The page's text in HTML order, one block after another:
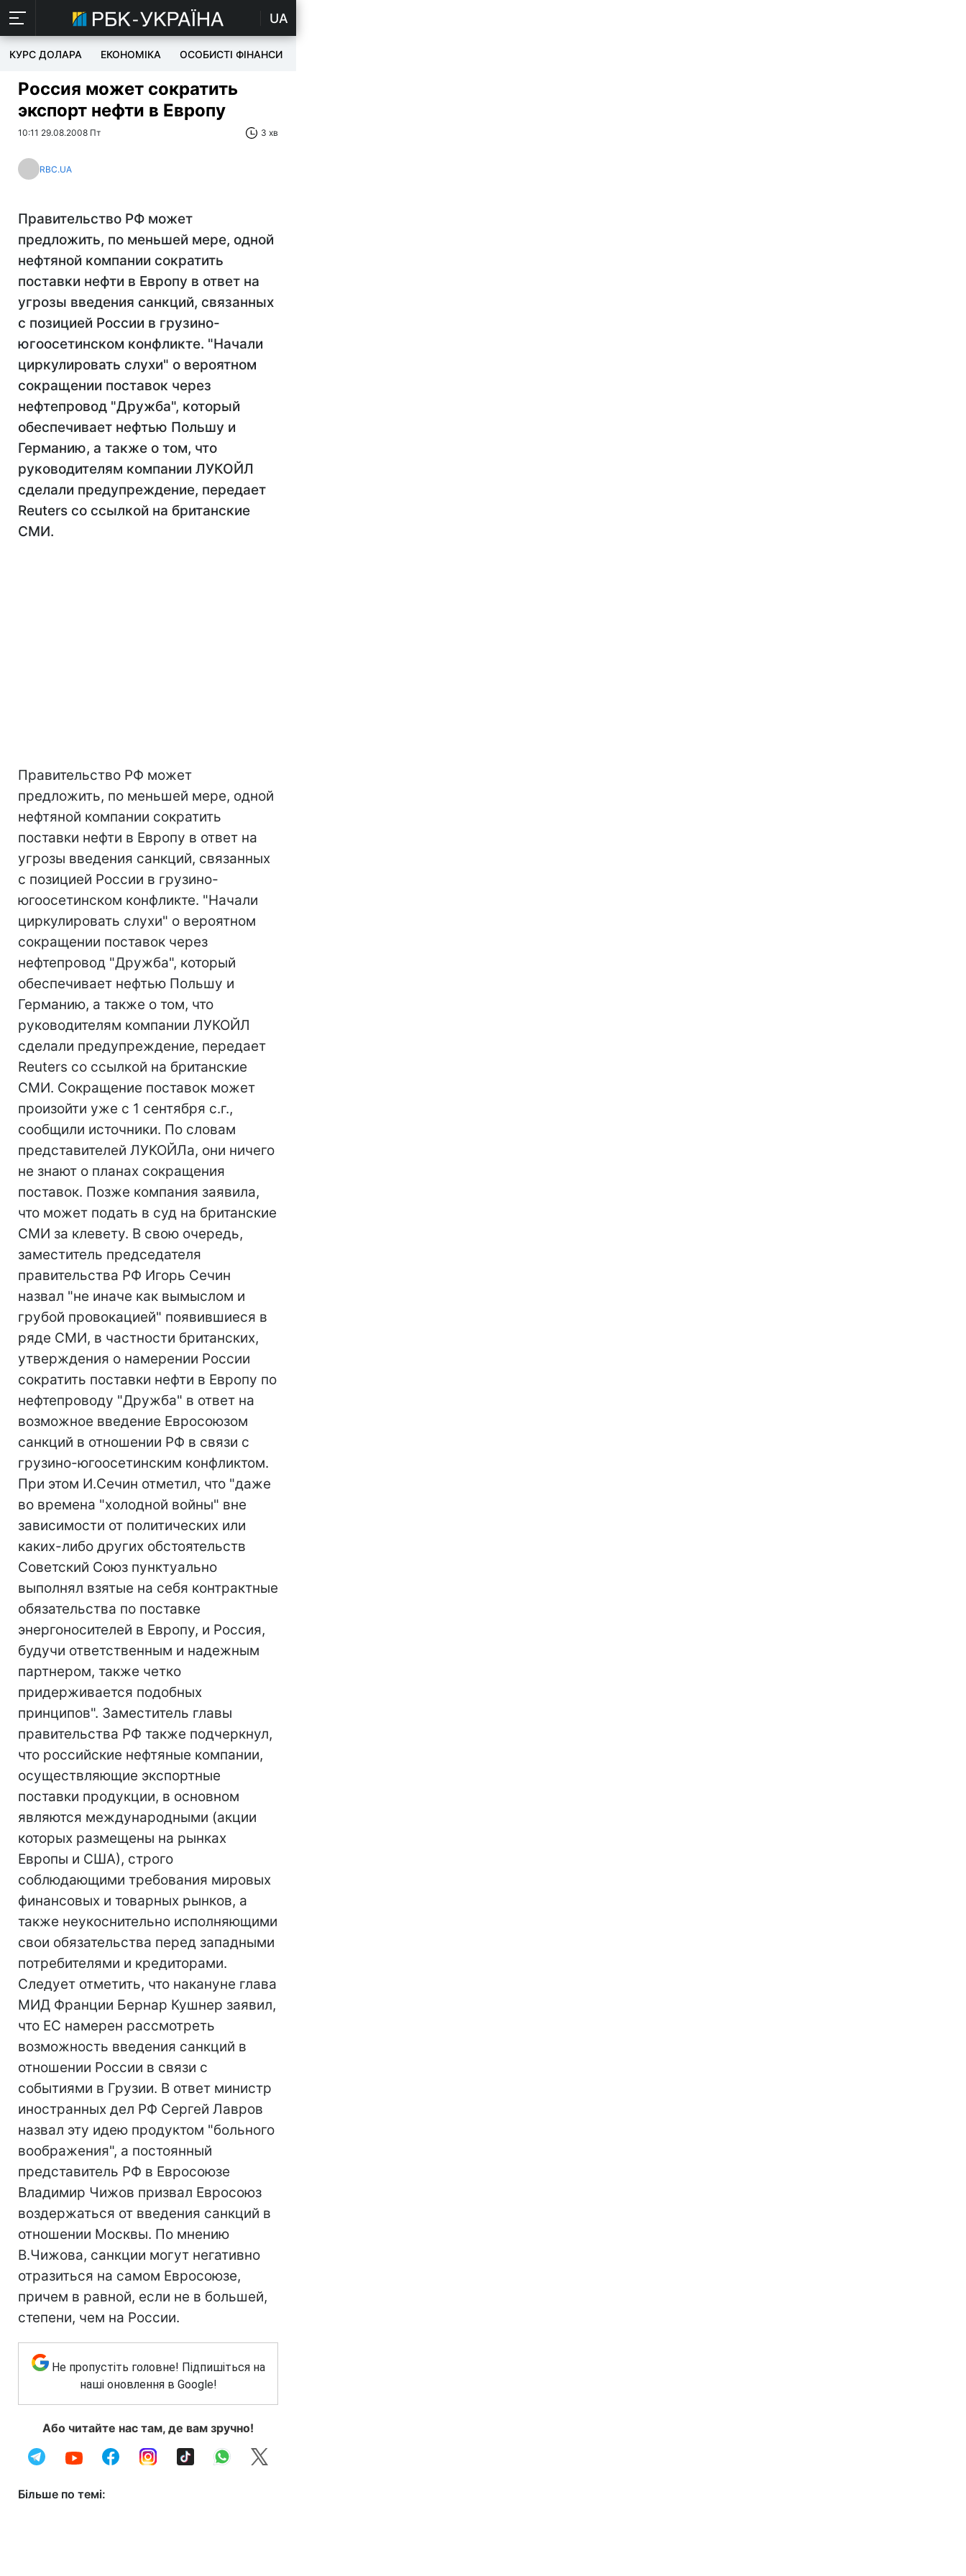
UA
КУРС ДОЛАРА ЕКОНОМІКА ОСОБИСТІ ФІНАНСИ
Россия может сократить
экспорт нефти в Европу
10:11 29.08.2008 Пт 3 хв
RBC.UA
Правительство РФ может
предложить, по меньшей мере, одной
нефтяной компании сократить
поставки нефти в Европу в ответ на
угрозы введения санкций, связанных
с позицией России в грузино-
югоосетинском конфликте. "Начали
циркулировать слухи" о вероятном
сокращении поставок через
нефтепровод "Дружба", который
обеспечивает нефтью Польшу и
Германию, а также о том, что
руководителям компании ЛУКОЙЛ
сделали предупреждение, передает
Reuters со ссылкой на британские
СМИ.
Правительство РФ может
предложить, по меньшей мере, одной
нефтяной компании сократить
поставки нефти в Европу в ответ на
угрозы введения санкций, связанных
с позицией России в грузино-
югоосетинском конфликте. "Начали
циркулировать слухи" о вероятном
сокращении поставок через
нефтепровод "Дружба", который
обеспечивает нефтью Польшу и
Германию, а также о том, что
руководителям компании ЛУКОЙЛ
сделали предупреждение, передает
Reuters со ссылкой на британские
СМИ. Сокращение поставок может
произойти уже с 1 сентября с.г.,
сообщили источники. По словам
представителей ЛУКОЙЛа, они ничего
не знают о планах сокращения
поставок. Позже компания заявила,
что может подать в суд на британские
СМИ за клевету. В свою очередь,
заместитель председателя
правительства РФ Игорь Сечин
назвал "не иначе как вымыслом и
грубой провокацией" появившиеся в
ряде СМИ, в частности британских,
утверждения о намерении России
сократить поставки нефти в Европу по
нефтепроводу "Дружба" в ответ на
возможное введение Евросоюзом
санкций в отношении РФ в связи с
грузино-югоосетинским конфликтом.
При этом И.Сечин отметил, что "даже
во времена "холодной войны" вне
зависимости от политических или
каких-либо других обстоятельств
Советский Союз пунктуально
выполнял взятые на себя контрактные
обязательства по поставке
энергоносителей в Европу, и Россия,
будучи ответственным и надежным
партнером, также четко
придерживается подобных
принципов". Заместитель главы
правительства РФ также подчеркнул,
что российские нефтяные компании,
осуществляющие экспортные
поставки продукции, в основном
являются международными (акции
которых размещены на рынках
Европы и США), строго
соблюдающими требования мировых
финансовых и товарных рынков, а
также неукоснительно исполняющими
свои обязательства перед западными
потребителями и кредиторами.
Следует отметить, что накануне глава
МИД Франции Бернар Кушнер заявил,
что ЕС намерен рассмотреть
возможность введения санкций в
отношении России в связи с
событиями в Грузии. В ответ министр
иностранных дел РФ Сергей Лавров
назвал эту идею продуктом "больного
воображения", а постоянный
представитель РФ в Евросоюзе
Владимир Чижов призвал Евросоюз
воздержаться от введения санкций в
отношении Москвы. По мнению
В.Чижова, санкции могут негативно
отразиться на самом Евросоюзе,
причем в равной, если не в большей,
степени, чем на России.
Не пропустіть головне! Підпишіться на
наші оновлення в Google!
Або читайте нас там, де вам зручно!
Більше по темі: